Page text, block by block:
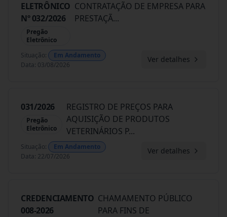
ELETRÔNICO
Nº 032/2026
Pregão
Eletrônico
CONTRATAÇÃO DE EMPRESA PARA
PRESTAÇÃ...
Situação:
Em Andamento
Data: 03/08/2026
Ver detalhes
031/2026
Pregão
Eletrônico
REGISTRO DE PREÇOS PARA
AQUISIÇÃO DE PRODUTOS
VETERINÁRIOS P...
Situação:
Em Andamento
Data: 22/07/2026
Ver detalhes
CREDENCIAMENTO
008-2026
CHAMAMENTO PÚBLICO
PARA FINS DE